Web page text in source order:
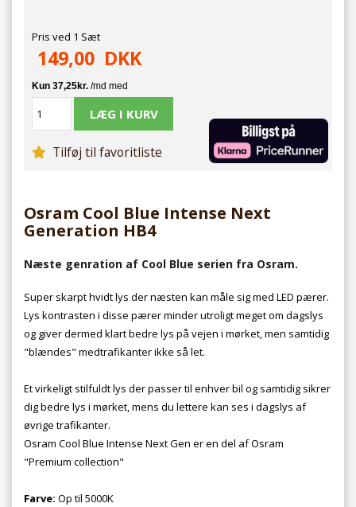
Pris ved 1 Sæt
149,00 DKK
Tilføj til favoritliste
Osram Cool Blue Intense Next
Generation HB4
Næste genration af Cool Blue serien fra Osram.
Super skarpt hvidt lys der næsten kan måle sig med LED pærer.
Lys kontrasten i disse pærer minder utroligt meget om dagslys
og giver dermed klart bedre lys på vejen i mørket, men samtidig
"blændes" medtrafikanter ikke så let.
Et virkeligt stilfuldt lys der passer til enhver bil og samtidig sikrer
dig bedre lys i mørket, mens du lettere kan ses i dagslys af
øvrige trafikanter.
Osram Cool Blue Intense Next Gen er en del af Osram
"Premium collection"
Farve: Op til 5000K